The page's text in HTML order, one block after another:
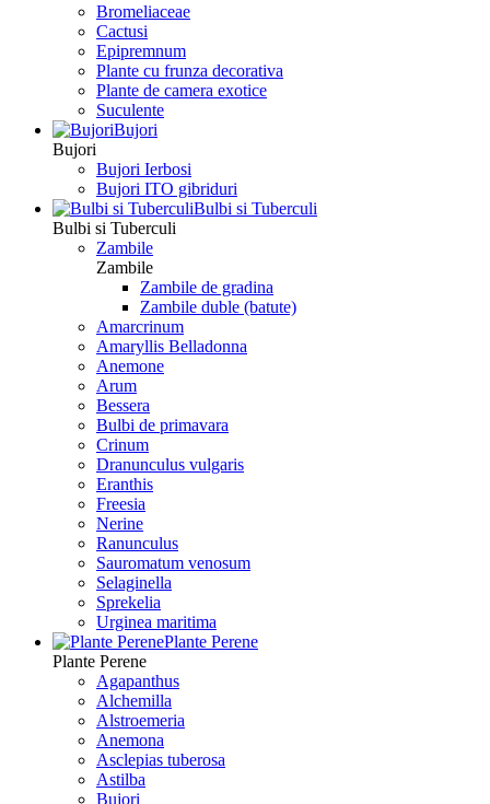
Bromeliaceae
Cactusi
Epipremnum
Plante cu frunza decorativa
Plante de camera exotice
Suculente
Bujori
Bujori
Bujori Ierbosi
Bujori ITO gibriduri
Bulbi si Tuberculi
Bulbi si Tuberculi
Zambile
Zambile
Zambile de gradina
Zambile duble (batute)
Amarcrinum
Amaryllis Belladonna
Anemone
Arum
Bessera
Bulbi de primavara
Crinum
Dranunculus vulgaris
Eranthis
Freesiа
Nerine
Ranunculus
Sauromatum venosum
Selaginella
Sprekelia
Urginea maritima
Plante Perene
Plante Perene
Agapanthus
Alchemilla
Alstroemeria
Anemona
Asclepias tuberosa
Astilba
Bujori